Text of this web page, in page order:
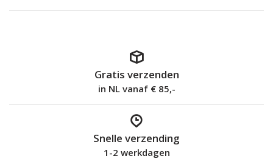
Gratis verzenden
in NL vanaf € 85,-
Snelle verzending
1-2 werkdagen